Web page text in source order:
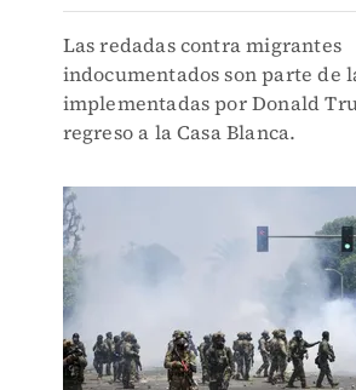
Las redadas contra migrantes
indocumentados son parte de
implementadas por Donald
regreso a la Casa Blanca.